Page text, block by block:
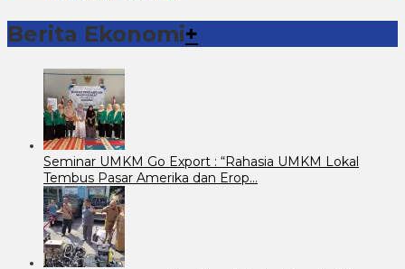
Berita Ekonomi+
Seminar UMKM Go Export : “Rahasia UMKM Lokal
Tembus Pasar Amerika dan Erop…